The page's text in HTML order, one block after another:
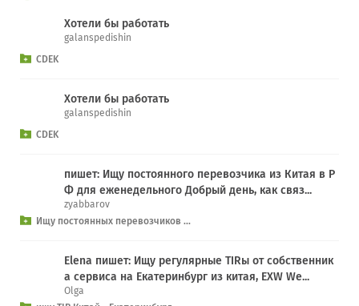
Хотели бы работать
galanspedishin
CDEK
Хотели бы работать
galanspedishin
CDEK
пишет: Ищу постоянного перевозчика из Китая в Р
Ф для еженедельного Добрый день, как связ...
zyabbarov
Ищу постоянных перевозчиков ...
Elena пишет: Ищу регулярные TIRы от собственник
а сервиса на Екатеринбург из китая, EXW We...
Olga